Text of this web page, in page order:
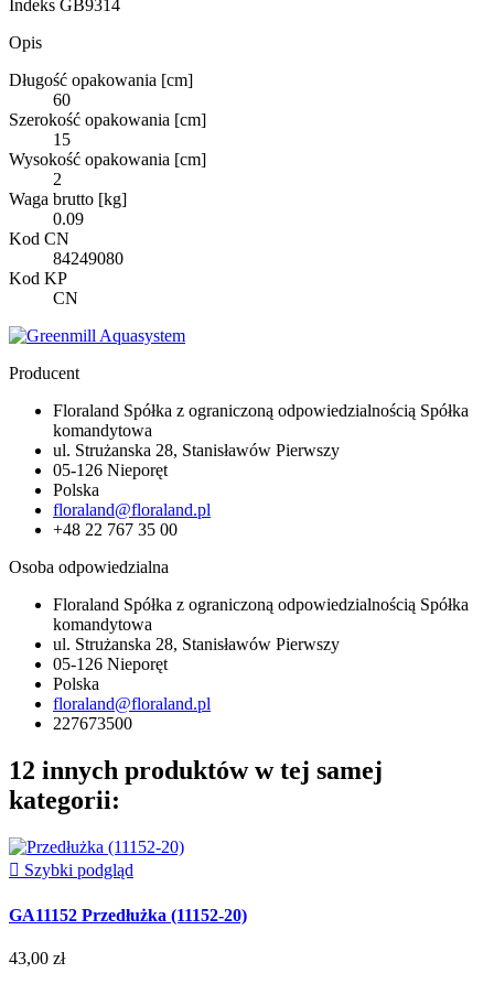
Indeks GB9314
Opis
Długość opakowania [cm]
60
Szerokość opakowania [cm]
15
Wysokość opakowania [cm]
2
Waga brutto [kg]
0.09
Kod CN
84249080
Kod KP
CN
Producent
Floraland Spółka z ograniczoną odpowiedzialnością Spółka
komandytowa
ul. Strużanska 28, Stanisławów Pierwszy
05-126 Nieporęt
Polska
floraland@floraland.pl
+48 22 767 35 00
Osoba odpowiedzialna
Floraland Spółka z ograniczoną odpowiedzialnością Spółka
komandytowa
ul. Strużanska 28, Stanisławów Pierwszy
05-126 Nieporęt
Polska
floraland@floraland.pl
227673500
12 innych produktów w tej samej
kategorii:
 Szybki podgląd
GA11152 Przedłużka (11152-20)
43,00 zł